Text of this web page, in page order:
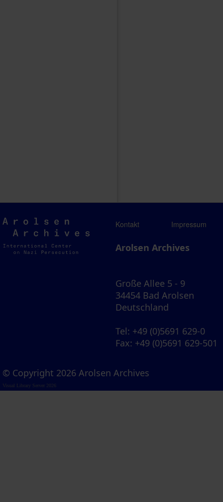
Arolsen
Archives
Kontakt Impressum
Arolsen Archives
Große Allee 5 - 9
34454 Bad Arolsen
Deutschland
Tel: +49 (0)5691 629-0
Fax: +49 (0)5691 629-501
© Copyright 2026 Arolsen Archives
Visual Library Server 2026